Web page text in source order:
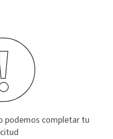
podemos completar tu